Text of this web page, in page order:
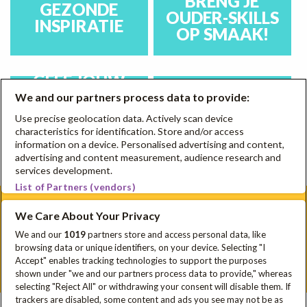
GEZONDE
INSPIRATIE
OUDER-SKILLS
OP SMAAK!
GEEF JOUW
SCHOOL EEN
GEZOND
DUWTJE IN DE
RUG!
VOOR LEKKERS
EEN SLIMME
KEUZE IS
Schrijf je in voor onze nieuwsbrief
Disclaimer Privacyverklaring Cookie Policy
FAQ
Sitemap
We and our partners process data to provide:
Use precise geolocation data. Actively scan device
characteristics for identification. Store and/or access
information on a device. Personalised advertising and content,
advertising and content measurement, audience research and
services development.
List of Partners (vendors)
We Care About Your Privacy
We and our 1019partners store and access personal data, like
browsing data or unique identifiers, on your device. Selecting "I
Accept" enables tracking technologies to support the purposes
shown under "we and our partners process data to provide," whereas
selecting "Reject All" or withdrawing your consent will disable them. If
trackers are disabled, some content and ads you see may not be as